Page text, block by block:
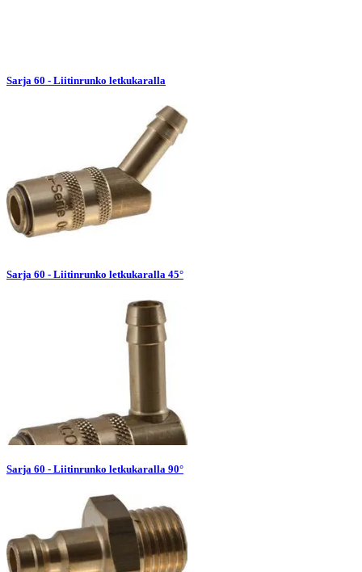
Sarja 60 - Liitinrunko letkukaralla
Sarja 60 - Liitinrunko letkukaralla 45°
Sarja 60 - Liitinrunko letkukaralla 90°